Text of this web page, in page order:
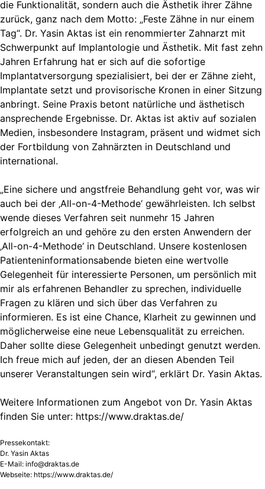
die Funktionalität, sondern auch die Ästhetik ihrer Zähne
zurück, ganz nach dem Motto: „Feste Zähne in nur einem
Tag“. Dr. Yasin Aktas ist ein renommierter Zahnarzt mit
Schwerpunkt auf Implantologie und Ästhetik. Mit fast zehn
Jahren Erfahrung hat er sich auf die sofortige
Implantatversorgung spezialisiert, bei der er Zähne zieht,
Implantate setzt und provisorische Kronen in einer Sitzung
anbringt. Seine Praxis betont natürliche und ästhetisch
ansprechende Ergebnisse. Dr. Aktas ist aktiv auf sozialen
Medien, insbesondere Instagram, präsent und widmet sich
der Fortbildung von Zahnärzten in Deutschland und
international.
„Eine sichere und angstfreie Behandlung geht vor, was wir
auch bei der ‚All-on-4-Methode‘ gewährleisten. Ich selbst
wende dieses Verfahren seit nunmehr 15 Jahren
erfolgreich an und gehöre zu den ersten Anwendern der
‚All-on-4-Methode‘ in Deutschland. Unsere kostenlosen
Patienteninformationsabende bieten eine wertvolle
Gelegenheit für interessierte Personen, um persönlich mit
mir als erfahrenen Behandler zu sprechen, individuelle
Fragen zu klären und sich über das Verfahren zu
informieren. Es ist eine Chance, Klarheit zu gewinnen und
möglicherweise eine neue Lebensqualität zu erreichen.
Daher sollte diese Gelegenheit unbedingt genutzt werden.
Ich freue mich auf jeden, der an diesen Abenden Teil
unserer Veranstaltungen sein wird“, erklärt Dr. Yasin Aktas.
Weitere Informationen zum Angebot von Dr. Yasin Aktas
finden Sie unter: https://www.draktas.de/
Pressekontakt:
Dr. Yasin Aktas
E-Mail: info@draktas.de
Webseite: https://www.draktas.de/